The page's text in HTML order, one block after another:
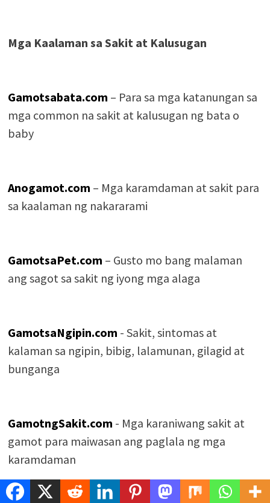
Mga Kaalaman sa Sakit at Kalusugan
Gamotsabata.com – Para sa mga katanungan sa
mga common na sakit at kalusugan ng bata o
baby
Anogamot.com – Mga karamdaman at sakit para
sa kaalaman ng nakararami
GamotsaPet.com – Gusto mo bang malaman
ang sagot sa sakit ng iyong mga alaga
GamotsaNgipin.com - Sakit, sintomas at
kalaman sa ngipin, bibig, lalamunan, gilagid at
bunganga
GamotngSakit.com - Mga karaniwang sakit at
gamot para maiwasan ang paglala ng mga
karamdaman